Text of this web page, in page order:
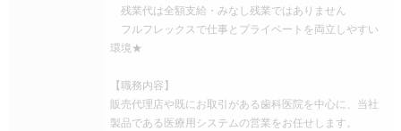
残業代は全額支給・みなし残業ではありません
フルフレックスで仕事とプライベートを両立しやすい
環境★
【職務内容】
販売代理店や既にお取引がある歯科医院を中心に、当社
製品である医療用システムの営業をお任せします。